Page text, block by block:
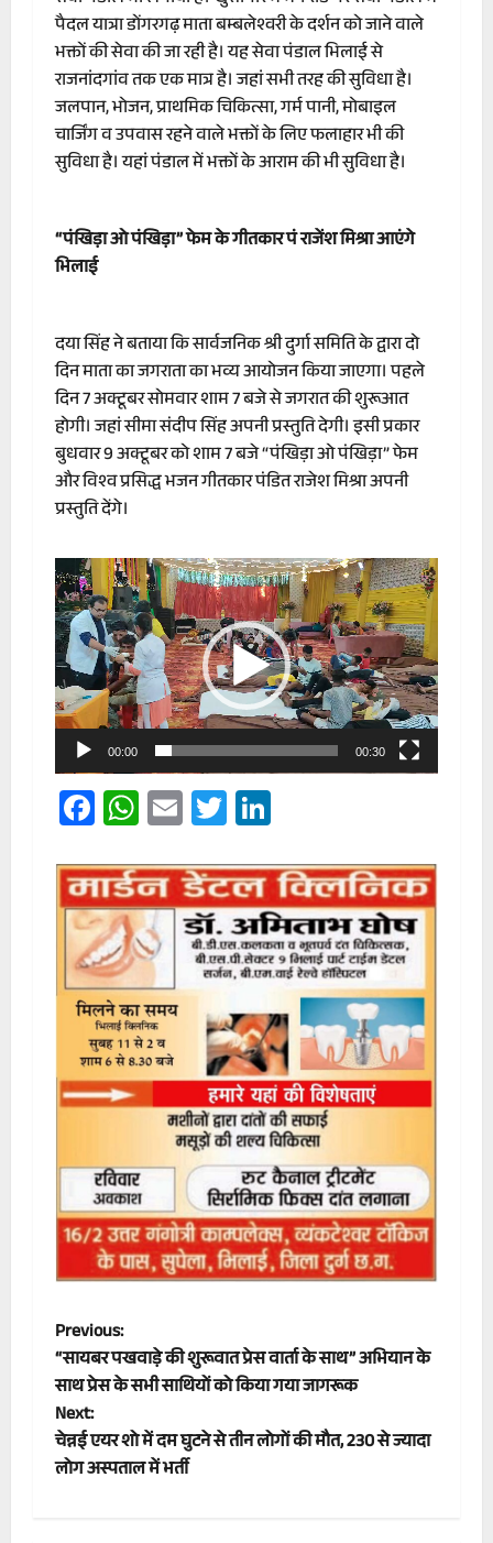
पैदल यात्रा डोंगरगढ़ माता बम्बलेश्वरी के दर्शन को जाने वाले
भक्तों की सेवा की जा रही है। यह सेवा पंडाल भिलाई से
राजनांदगांव तक एक मात्र है। जहां सभी तरह की सुविधा है।
जलपान, भोजन, प्राथमिक चिकित्सा, गर्म पानी, मोबाइल
चार्जिंग व उपवास रहने वाले भक्तों के लिए फलाहार भी की
सुविधा है। यहां पंडाल में भक्तों के आराम की भी सुविधा है।
“पंखिड़ा ओ पंखिड़ा” फेम के गीतकार पं राजेंश मिश्रा आएंगे ​
भिलाई
दया सिंह ने बताया कि सार्वजनिक श्री दुर्गा समिति के द्वारा दो
दिन माता का जगराता का भव्य आयोजन किया जाएगा। पहले
दिन 7 अक्टूबर सोमवार शाम 7 बजे से जगरात की शुरूआत
होगी। जहां सीमा संदीप सिंह अपनी प्रस्तुति देगी। इसी प्रकार
बुधवार 9 अक्टूबर को शाम 7 बजे “पंखिड़ा ओ पंखिड़ा” फेम
और विश्व प्रसिद्ध भजन गीतकार पंडित राजेश मिश्रा अपनी
प्रस्तुति देंगे।
Video
Player
00:00 00:30
Facebook
WhatsApp
EmailTwitter
P
o
s
t
Previous:
“सायबर पखवाड़े की शुरूवात प्रेस वार्ता के साथ” अभियान के
साथ प्रेस के सभी साथियों को किया गया जागरूक
Next:
चेन्नई एयर शो में दम घुटने से तीन लोगों की मौत, 230 से ज्यादा
लोग अस्पताल में भर्ती